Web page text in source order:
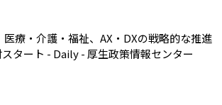
医療・介護・福祉、AX・DXの戦略的な推進
タート - Daily - 厚生政策情報センター